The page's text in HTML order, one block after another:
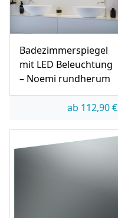
Badezimmerspiegel
mit LED Beleuchtung
– Noemi rundherum
ab 112,90€